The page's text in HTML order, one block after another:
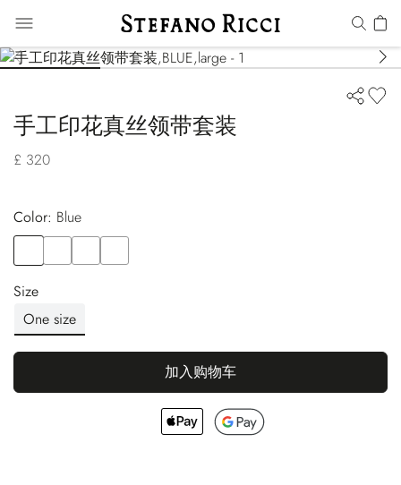
手工印花真丝领带套装
£ 320
Color:
blue
Size
One size
加入购物车